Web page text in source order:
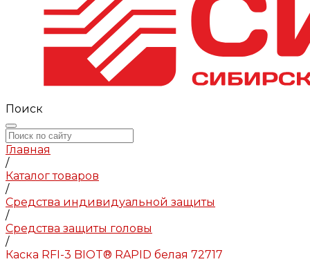
Поиск
Главная
/
Каталог товаров
/
Средства индивидуальной защиты
/
Средства защиты головы
/
Каска RFI-3 BIOT® RAPID белая 72717